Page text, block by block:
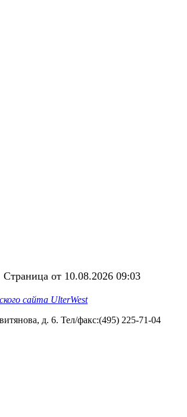
Страница от 10.08.2026 09:03
сайта UlterWest
д. 6. Тел/факс:(495) 225-71-04